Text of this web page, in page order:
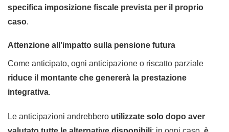
specifica imposizione fiscale prevista per il proprio
caso.
Attenzione all’impatto sulla pensione futura
Come anticipato, ogni anticipazione o riscatto parziale
riduce il montante che genererà la prestazione
integrativa.
Le anticipazioni andrebbero utilizzate solo dopo aver